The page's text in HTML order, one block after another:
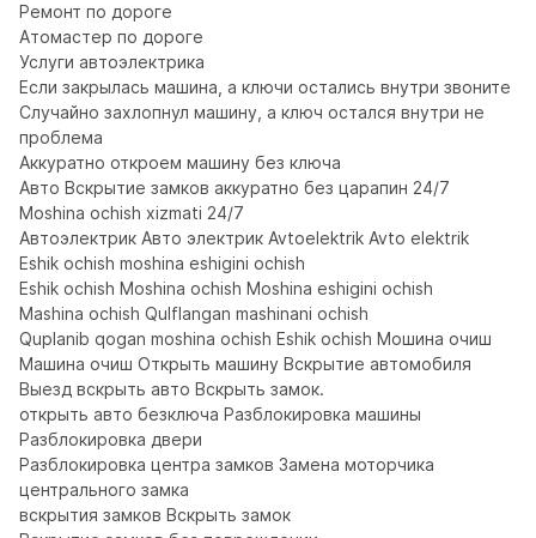
Ремонт по дороге
Атомастер по дороге
Услуги автоэлектрика
Если закрылась машина, а ключи остались внутри звоните
Случайно захлопнул машину, а ключ остался внутри не
проблема
Аккуратно откроем машину без ключа
Авто Вскрытие замков аккуратно без царапин 24/7
Moshina ochish xizmati 24/7
Автоэлектрик Авто электрик Avtoelektrik Avto elektrik
Eshik ochish moshina eshigini ochish
Eshik ochish Moshina ochish Moshina eshigini ochish
Mashina ochish Qulflangan mashinani ochish
Quplanib qogan moshina ochish Eshik ochish Мошина очиш
Машина очиш Открыть машину Вскрытие автомобиля
Выезд вскрыть авто Вскрыть замок.
открыть авто безключа Разблокировка машины
Разблокировка двери
Разблокировка центра замков Замена моторчика
центрального замка
вскрытия замков Вскрыть замок